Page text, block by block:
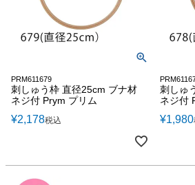
PRM611679
刺しゅう枠 直径25cm ブナ材
ネジ付 Prym プリム
¥2,178税込
刺しゅ
ネジ付
¥1,980